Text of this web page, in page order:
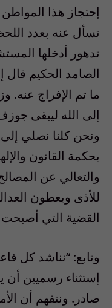
إحتجاز هذا
تسأل عنه بعدد
تدهور أدخلها
الصامد الحكيم قال
ما تم الإفراج عنه.
إلى الله ليبقى
ونحن كلنا نصلي
بحكمة القانون
والتعالي عن
للأذى ويعطون
القضية التي
وتابع: “نناشد كل
إستثناء رسميين
صادر. ونتفهم أن